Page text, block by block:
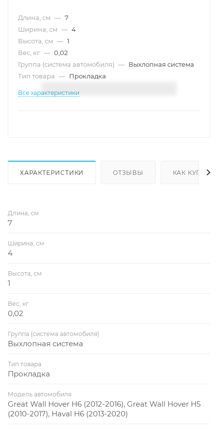
Длина, см — 7
Ширина, см — 4
Высота, см — 1
Вес, кг — 0,02
Группа (система автомобиля) — Выхлопная система
Тип товара — Прокладка
Все характеристики
ХАРАКТЕРИСТИКИ ОТЗЫВЫ КАК КУПИТЬ
Длина, см
7
Ширина, см
4
Высота, см
1
Вес, кг
0,02
Группа (система автомобиля)
Выхлопная система
Тип товара
Прокладка
Модель автомобиля
Great Wall Hover H6 (2012-2016), Great Wall Hover H5
(2010-2017), Haval H6 (2013-2020)